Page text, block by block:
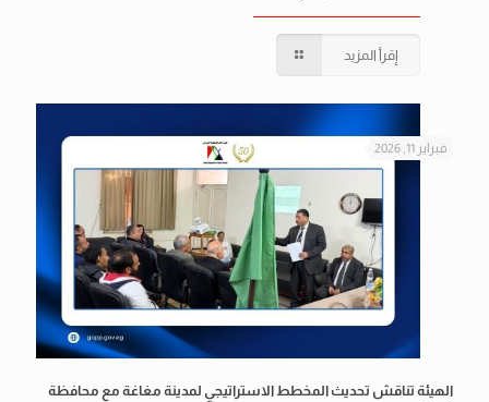
إقرأ المزيد
فبراير 11, 2026
الهيئة تناقش تحديث المخطط الاستراتيجي لمدينة مغاغة مع محافظة